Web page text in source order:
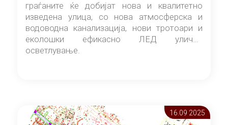
граѓаните ќе добијат нова и квалитетно
изведена улица, со нова атмосферска и
водоводна канализација, нови тротоари и
еколошки ефикасно ЛЕД улично
осветлување.
16.09 2025